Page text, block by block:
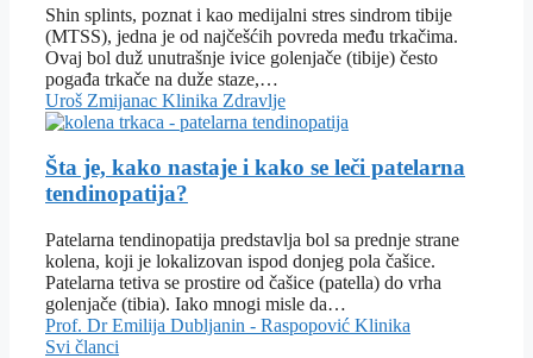
Shin splints, poznat i kao medijalni stres sindrom tibije
(MTSS), jedna je od najčešćih povreda među trkačima.
Ovaj bol duž unutrašnje ivice golenjače (tibije) često
pogađa trkače na duže staze,…
Uroš Zmijanac Klinika Zdravlje
Šta je, kako nastaje i kako se leči patelarna
tendinopatija?
Patelarna tendinopatija predstavlja bol sa prednje strane
kolena, koji je lokalizovan ispod donjeg pola čašice.
Patelarna tetiva se prostire od čašice (patella) do vrha
golenjače (tibia). Iako mnogi misle da…
Prof. Dr Emilija Dubljanin - Raspopović Klinika
Svi članci